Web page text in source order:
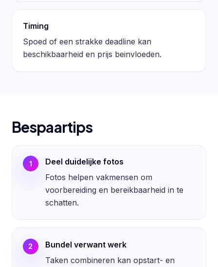
Timing
Spoed of een strakke deadline kan
beschikbaarheid en prijs beinvloeden.
Bespaartips
1
Deel duidelijke fotos
Fotos helpen vakmensen om
voorbereiding en bereikbaarheid in te
schatten.
2
Bundel verwant werk
Taken combineren kan opstart- en